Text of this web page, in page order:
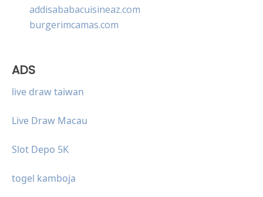
addisababacuisineaz.com
burgerimcamas.com
ADS
live draw taiwan
Live Draw Macau
Slot Depo 5K
togel kamboja